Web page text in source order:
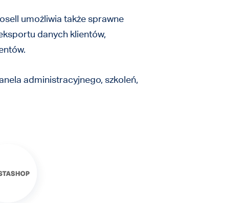
umożliwia także sprawne
danych klientów,
administracyjnego, szkoleń,